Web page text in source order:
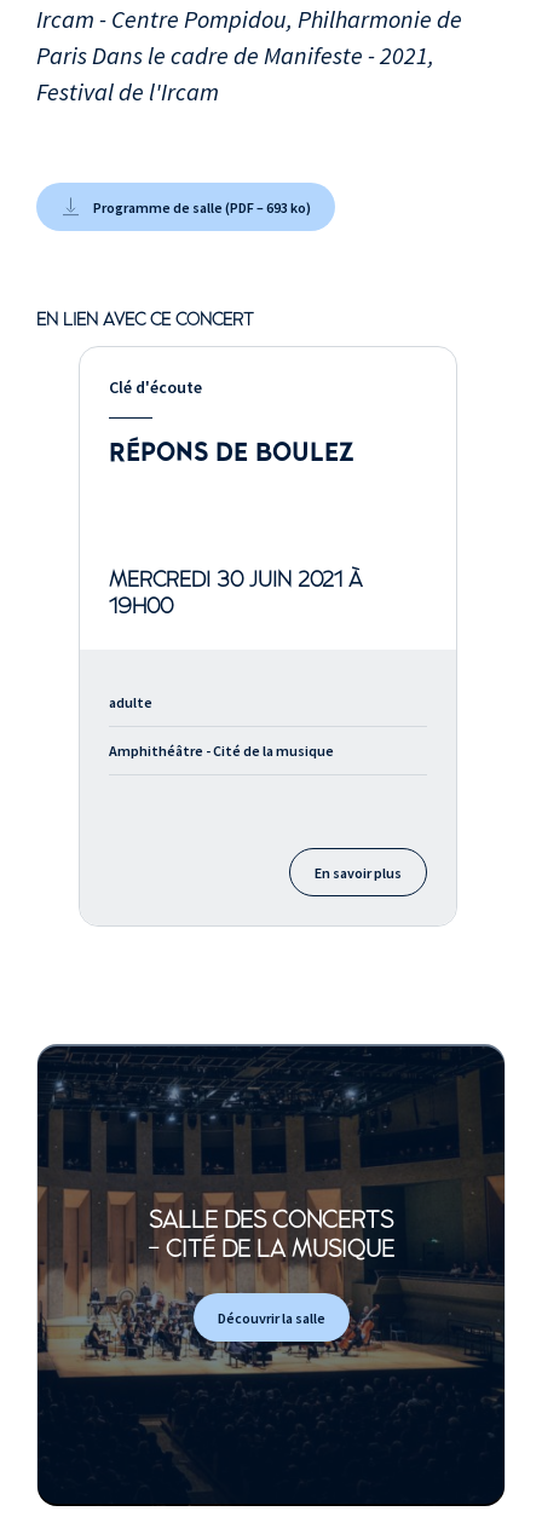
Ircam - Centre Pompidou, Philharmonie de
Paris Dans le cadre de Manifeste - 2021,
Festival de l'Ircam
Programme de salle (PDF – 693 ko)
EN LIEN AVEC CE CONCERT
Clé d'écoute
RÉPONS DE BOULEZ
MERCREDI 30 JUIN 2021 À
19H00
adulte
Amphithéâtre - Cité de la musique
En savoir plus
SALLE DES CONCERTS
- CITÉ DE LA MUSIQUE
Découvrir la salle